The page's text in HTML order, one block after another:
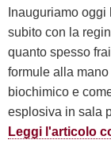
Inauguriamo
subito con la
quanto spesso
formule alla
biochimico e
esplosiva in sala
Leggi l'articolo